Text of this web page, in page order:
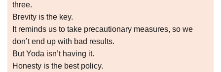
three.
Brevity is the key.
It reminds us to take precautionary measures, so we
don’t end up with bad results.
But Yoda isn’t having it.
Honesty is the best policy.